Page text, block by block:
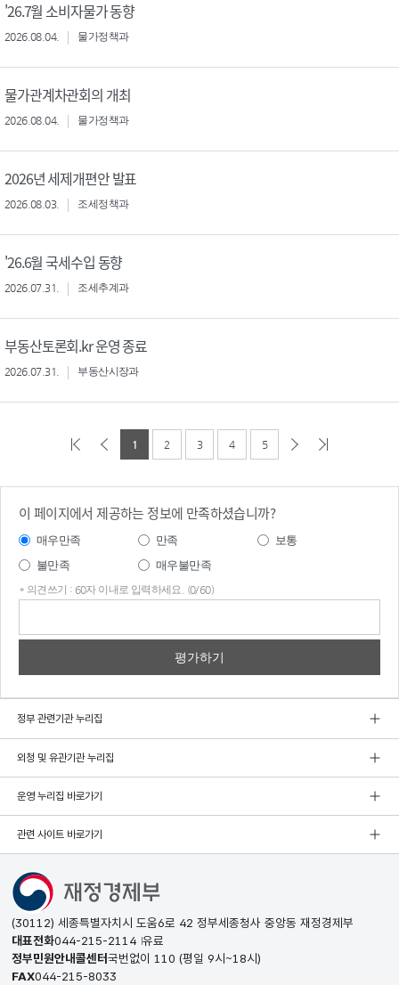
'26.7월 소비자물가 동향
2026.08.04. 물가정책과
물가관계차관회의 개최
2026.08.04. 물가정책과
2026년 세제개편안 발표
2026.08.03. 조세정책과
'26.6월 국세수입 동향
2026.07.31. 조세추계과
부동산토론회.kr 운영 종료
2026.07.31. 부동산시장과
1 2 3 4 5
이 페이지에서 제공하는 정보에 만족하셨습니까?
매우만족 만족
보통
불만족
매우불만족
* 의견쓰기 : 60자 이내로 입력하세요. (0/60)
정부 관련기관 누리집
외청 및 유관기관 누리집
운영 누리집 바로가기
관련 사이트 바로가기
(30112) 세종특별자치시 도움6로 42 정부세종청사 중앙동 재정경제부
대표전화044-215-2114 유료
정부민원안내콜센터국번없이 110 (평일 9시~18시)
FAX044-215-8033